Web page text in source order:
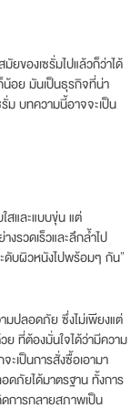
ยของเซรั่มไปแล้วก็ว่าได้
น้อย มันเป็นธุรกิจที่น่า
รั่ม บทความนี้อาจจะเป็น
สและแบบขุ่น แต่
รวดเร็วและลึกล้ำไป
ะดับผิวหนังไปพร้อมๆ กัน”
ามปลอดภัย ซึ่งไม่เพียงแต่
ย ที่ต้องมั่นใจได้ว่ามีความ
เป็นการสั่งซื้อเอามา
ดภัยได้มาตรฐาน ทั้งการ
การกลายสภาพเป็น